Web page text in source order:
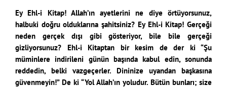
Ey Ehl-i Kitap! Allah’ın ayetlerini ne diye örtüyorsunuz,
halbuki doğru olduklarına şahitsiniz? Ey Ehl-i Kitap! Gerçeği
neden gerçek dışı gibi gösteriyor, bile bile gerçeği
gizliyorsunuz? Ehl-i Kitaptan bir kesim de der ki “Şu
müminlere indirileni günün başında kabul edin, sonunda
reddedin, belki vazgeçerler. Dininize uyandan başkasına
güvenmeyin!” De ki “Yol Allah’ın yoludur. Bütün bunları; size